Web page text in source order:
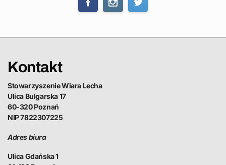
Kontakt
Stowarzyszenie Wiara Lecha
Ulica Bulgarska 17
60-320 Poznań
NIP 7822307225
Adres biura
Ulica Gdańska 1